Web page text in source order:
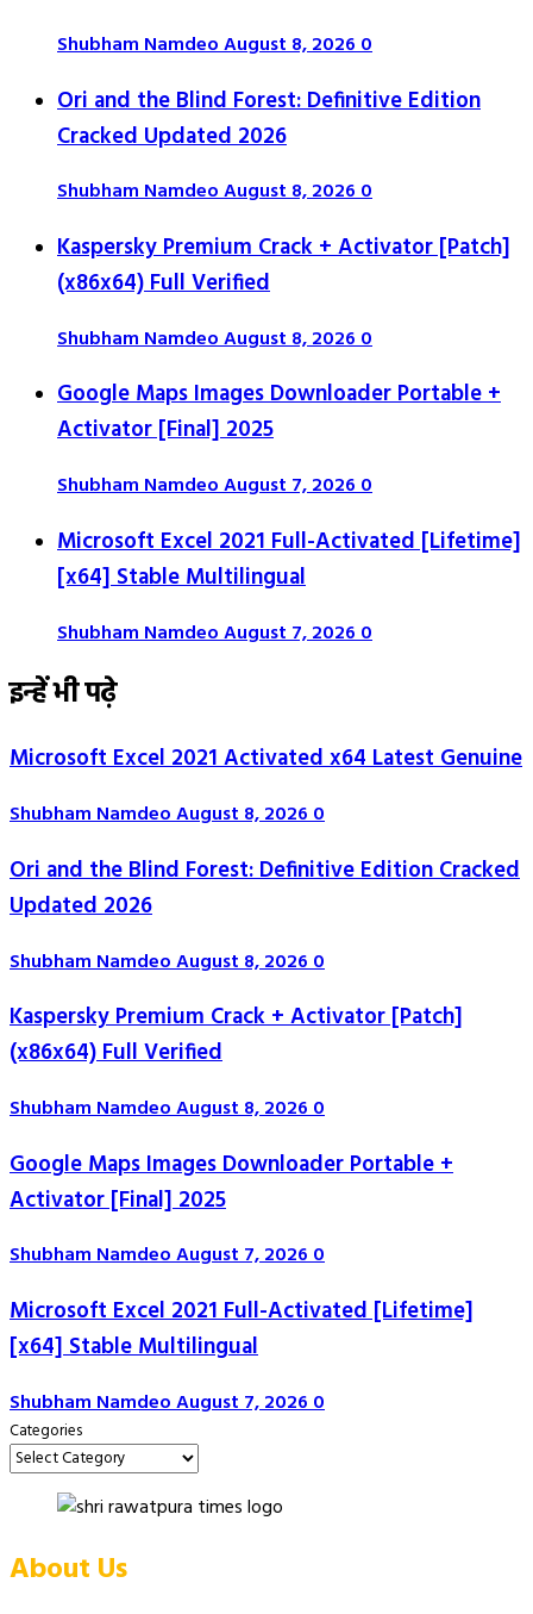
Shubham NamdeoAugust 8, 20260
Ori and the Blind Forest: Definitive Edition
Cracked Updated 2026
Shubham NamdeoAugust 8, 20260
Kaspersky Premium Crack + Activator [Patch]
(x86x64) Full Verified
Shubham NamdeoAugust 8, 20260
Google Maps Images Downloader Portable +
Activator [Final] 2025
Shubham NamdeoAugust 7, 20260
Microsoft Excel 2021 Full-Activated [Lifetime]
[x64] Stable Multilingual
Shubham NamdeoAugust 7, 20260
इन्हें भी पढ़े
Microsoft Excel 2021 Activated x64 Latest Genuine
Shubham NamdeoAugust 8, 20260
Ori and the Blind Forest: Definitive Edition Cracked
Updated 2026
Shubham NamdeoAugust 8, 20260
Kaspersky Premium Crack + Activator [Patch]
(x86x64) Full Verified
Shubham NamdeoAugust 8, 20260
Google Maps Images Downloader Portable +
Activator [Final] 2025
Shubham NamdeoAugust 7, 20260
Microsoft Excel 2021 Full-Activated [Lifetime]
[x64] Stable Multilingual
Shubham NamdeoAugust 7, 20260
Categories
About Us